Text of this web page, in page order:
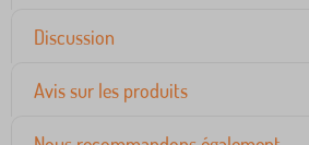
Discussion
Avis sur les produits